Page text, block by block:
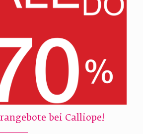
bei Calliope!